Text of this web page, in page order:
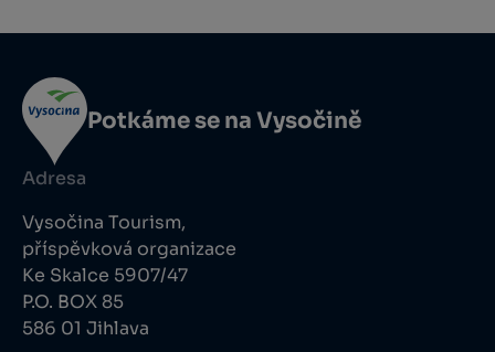
Potkáme se na Vysočině
Adresa
Vysočina Tourism,
příspěvková organizace
Ke Skalce 5907/47
P.O. BOX 85
586 01 Jihlava